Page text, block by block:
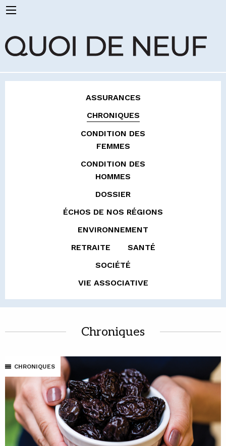
ASSURANCES
CHRONIQUES
CONDITION DES
FEMMES
CONDITION DES
HOMMES
DOSSIER
ÉCHOS DE NOS RÉGIONS
ENVIRONNEMENT
RETRAITE
SANTÉ
SOCIÉTÉ
VIE ASSOCIATIVE
Chroniques
CHRONIQUES